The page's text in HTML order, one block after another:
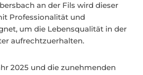
an der Fils wird dieser
Professionalität und
um die Lebensqualität in der
aufrechtzuerhalten.
2025 und die zunehmenden